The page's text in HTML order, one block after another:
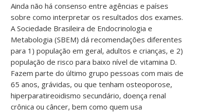
Ainda não há consenso entre agências e países
sobre como interpretar os resultados dos exames.
A Sociedade Brasileira de Endocrinologia e
Metabologia (SBEM) dá recomendações diferentes
para 1) população em geral, adultos e crianças, e 2)
população de risco para baixo nível de vitamina D.
Fazem parte do último grupo pessoas com mais de
65 anos, grávidas, ou que tenham osteoporose,
hiperparatireoidismo secundário, doença renal
crônica ou câncer, bem como quem usa